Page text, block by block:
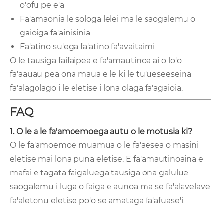
o'ofu pe e'a
Fa'amaonia le sologa lelei ma le saogalemu o
gaioiga fa'ainisinia
Fa'atino su'ega fa'atino fa'avaitaimi
O le tausiga faifaipea e fa'amautinoa ai o lo'o
fa'aauau pea ona maua e le ki le tu'ueseeseina
fa'alagolago i le eletise i lona olaga fa'agaioia.
FAQ
1. O le a le fa'amoemoega autu o le motusia ki?
O le fa'amoemoe muamua o le fa'aesea o masini
eletise mai lona puna eletise. E fa'amautinoaina e
mafai e tagata faigaluega tausiga ona galulue
saogalemu i luga o faiga e aunoa ma se fa'alavelave
fa'aletonu eletise po'o se amataga fa'afuase'i.